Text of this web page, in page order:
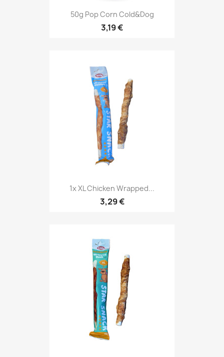
50g Pop Corn Cold&Dog
3,19 €
1x XL Chicken Wrapped...
3,29 €